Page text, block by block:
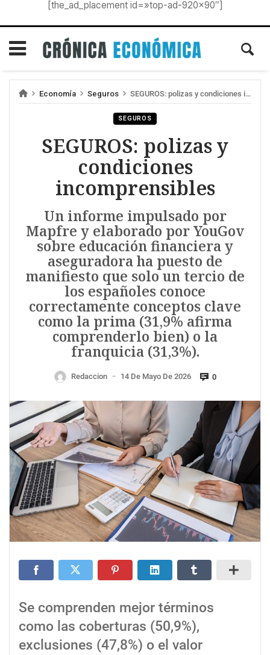
[the_ad_placement id=»top-ad-920×90″]
Economía Seguros SEGUROS: polizas y condiciones incomprensibles
SEGUROS
SEGUROS: polizas y
condiciones
incomprensibles
Un informe impulsado por
Mapfre y elaborado por YouGov
sobre educación financiera y
aseguradora ha puesto de
manifiesto que solo un tercio de
los españoles conoce
correctamente conceptos clave
como la prima (31,9% afirma
comprenderlo bien) o la
franquicia (31,3%).
Redaccion — 14 De Mayo De 2026 0
Se comprenden mejor términos
como las coberturas (50,9%),
exclusiones (47,8%) o el valor